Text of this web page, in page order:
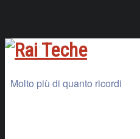
Molto più di quanto ricordi